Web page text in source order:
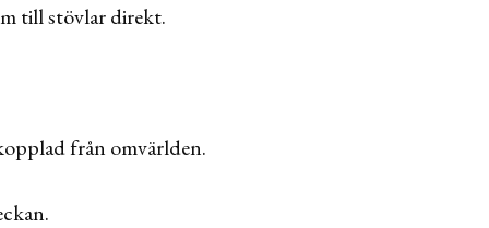
till stövlar direkt.
från omvärlden.